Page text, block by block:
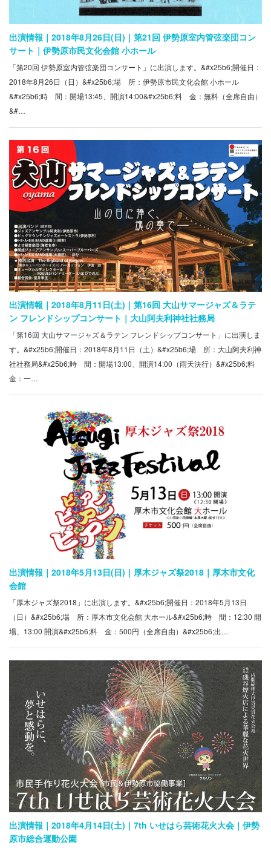
出演情報｜2018年8月26日(日)｜第21回 伊勢原室内管弦楽団コン
サート｜伊勢原市民文化会館 小ホール
「第20回 伊勢原室内管弦楽団コンサート」に出演します。&#x25b6;開催日：
2018年8月26日（日）&#x25b6;場 所：伊勢原市民文化会館 小ホール
&#x25b6;時 間：開場13:45、開演14:00&#x25b6;料 金：無料（全席自由）
&#…
出演情報｜2018年8月11日(土)｜第16回 大山サマージャズ＆ラテ
ン フレンドシップコンサート｜大山阿夫利神社社務局
「第16回 大山サマージャズ＆ラテン フレンドシップコンサート」に出演しま
す。&#x25b6;開催日：2018年8月11日（土）&#x25b6;場 所：大山阿夫利神
社社務局&#x25b6;時 間：開場13:00、開演14:00（雨天決行）&#x25b6;料
金：一…
出演情報｜2018年5月13日(日)｜厚木ジャズ祭2018｜厚木市文化
会館
「厚木ジャズ祭2018」に出演します。&#x25b6;開催日：2018年5月13日
（日）&#x25b6;場 所：厚木市文化会館 大ホール&#x25b6;時 間：12:30 開
場、13:00 開演&#x25b6;料 金：500円（全席自由）&#x25b6;出…
出演情報｜2018年4月14日(土)｜7th いせはら芸術花火大会｜伊勢
原市総合運動公園